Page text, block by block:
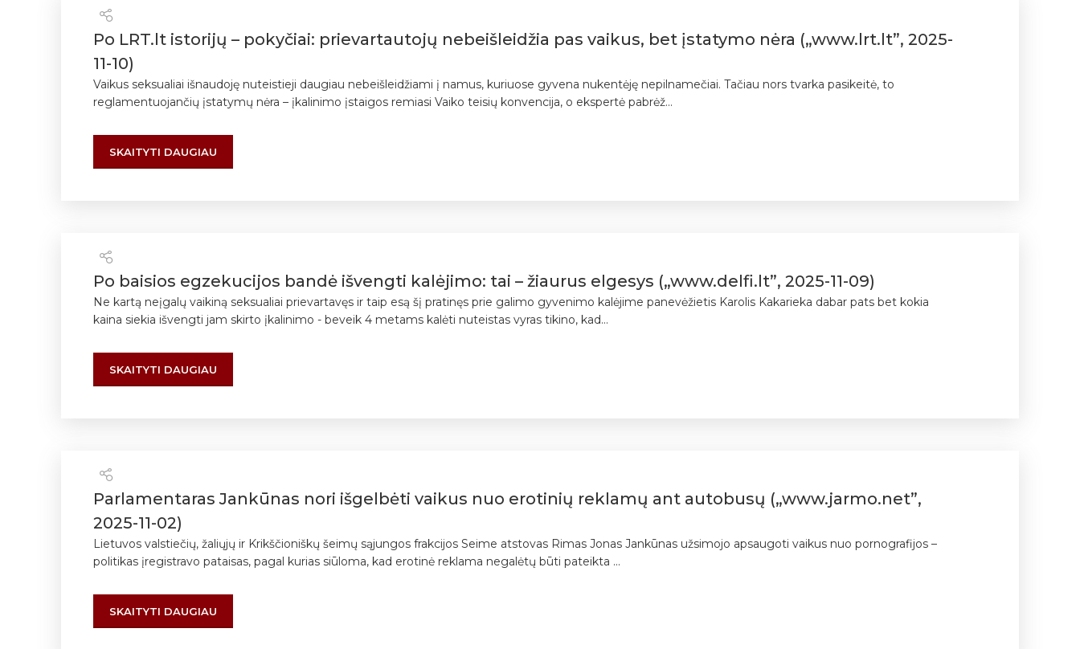
Po LRT.lt istorijų – pokyčiai: prievartautojų nebeišleidžia pas vaikus, bet įstatymo nėra („www.lrt.lt”, 2025-
11-10)
Vaikus seksualiai išnaudoję nuteistieji daugiau nebeišleidžiami į namus, kuriuose gyvena nukentėję nepilnamečiai. Tačiau nors tvarka pasikeitė, to
reglamentuojančių įstatymų nėra – įkalinimo įstaigos remiasi Vaiko teisių konvencija, o ekspertė pabrėž...
SKAITYTI DAUGIAU
Po baisios egzekucijos bandė išvengti kalėjimo: tai – žiaurus elgesys („www.delfi.lt”, 2025-11-09)
Ne kartą neįgalų vaikiną seksualiai prievartavęs ir taip esą šį pratinęs prie galimo gyvenimo kalėjime panevėžietis Karolis Kakarieka dabar pats bet kokia
kaina siekia išvengti jam skirto įkalinimo - beveik 4 metams kalėti nuteistas vyras tikino, kad...
SKAITYTI DAUGIAU
Parlamentaras Jankūnas nori išgelbėti vaikus nuo erotinių reklamų ant autobusų („www.jarmo.net”,
2025-11-02)
Lietuvos valstiečių, žaliųjų ir Krikščioniškų šeimų sąjungos frakcijos Seime atstovas Rimas Jonas Jankūnas užsimojo apsaugoti vaikus nuo pornografijos –
politikas įregistravo pataisas, pagal kurias siūloma, kad erotinė reklama negalėtų būti pateikta ...
SKAITYTI DAUGIAU